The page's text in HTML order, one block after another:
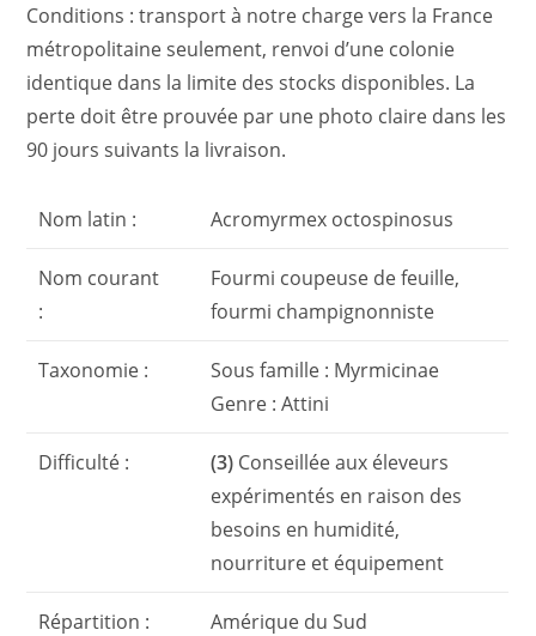
Conditions : transport à notre charge vers la France
métropolitaine seulement, renvoi d’une colonie
identique dans la limite des stocks disponibles. La
perte doit être prouvée par une photo claire dans les
90 jours suivants la livraison.
Nom latin : Acromyrmex octospinosus
Nom courant
:
Fourmi coupeuse de feuille,
fourmi champignonniste
Taxonomie :
Sous famille : Myrmicinae
Genre : Attini
Difficulté : (3) Conseillée aux éleveurs
expérimentés en raison des
besoins en humidité,
nourriture et équipement
Répartition : Amérique du Sud